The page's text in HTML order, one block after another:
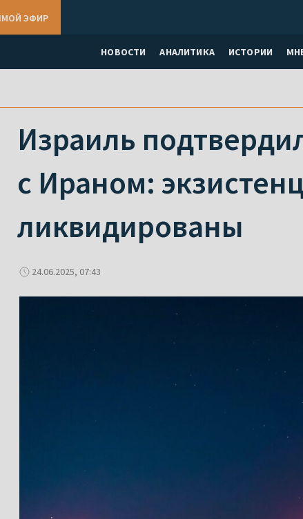
НОВОСТИ АНАЛИТИКА ИСТОРИИ
ЭФИР
Израиль
с Ираном:
ликвидированы
24.06.2025, 07:43